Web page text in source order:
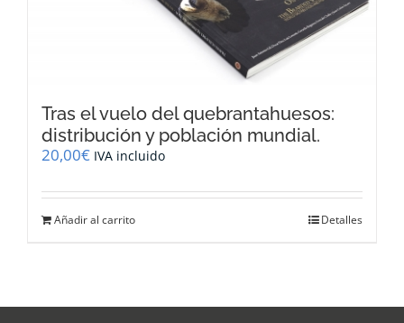
Tras el vuelo del quebrantahuesos:
distribución y población mundial.
20,00€ IVA incluido
Añadir al carrito Detalles